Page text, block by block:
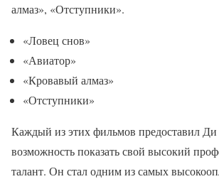
алмаз», «Отступники».
«Ловец снов»
«Авиатор»
«Кровавый алмаз»
«Отступники»
Каждый из этих фильмов предоставил
возможность показать свой высокий
талант. Он стал одним из самых